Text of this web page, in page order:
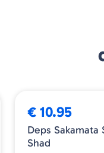
€ 10.95
Deps Sakamata
Shad